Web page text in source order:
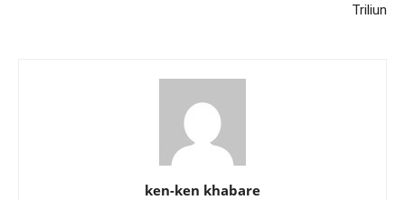
Triliun
ken-ken khabare